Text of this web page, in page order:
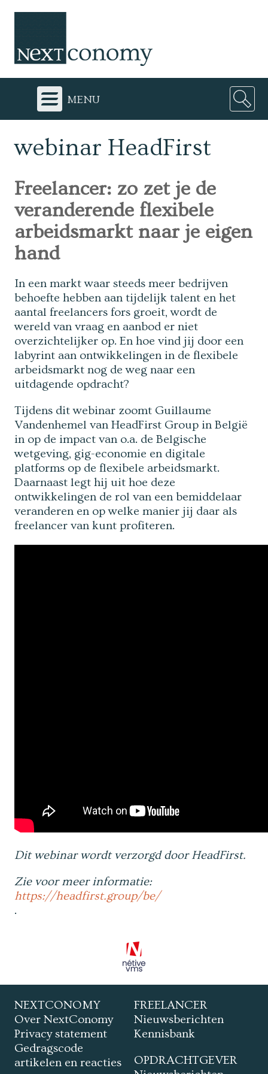
menu
webinar HeadFirst
Freelancer: zo zet je de
veranderende flexibele
arbeidsmarkt naar je eigen
hand
In een markt waar steeds meer bedrijven
behoefte hebben aan tijdelijk talent en het
aantal freelancers fors groeit, wordt de
wereld van vraag en aanbod er niet
overzichtelijker op. En hoe vind jij door een
labyrint aan ontwikkelingen in de flexibele
arbeidsmarkt nog de weg naar een
uitdagende opdracht?
Tijdens dit webinar zoomt Guillaume
Vandenhemel van HeadFirst Group in België
in op de impact van o.a. de Belgische
wetgeving, gig-economie en digitale
platforms op de flexibele arbeidsmarkt.
Daarnaast legt hij uit hoe deze
ontwikkelingen de rol van een bemiddelaar
veranderen en op welke manier jij daar als
freelancer van kunt profiteren.
Dit webinar wordt verzorgd door HeadFirst.
Zie voor meer informatie:
https://headfirst.group/be/
.
NEXTCONOMY
Over NextConomy
Privacy statement
Gedragscode
artikelen en reacties
FREELANCER
Nieuwsberichten
Kennisbank
OPDRACHTGEVER